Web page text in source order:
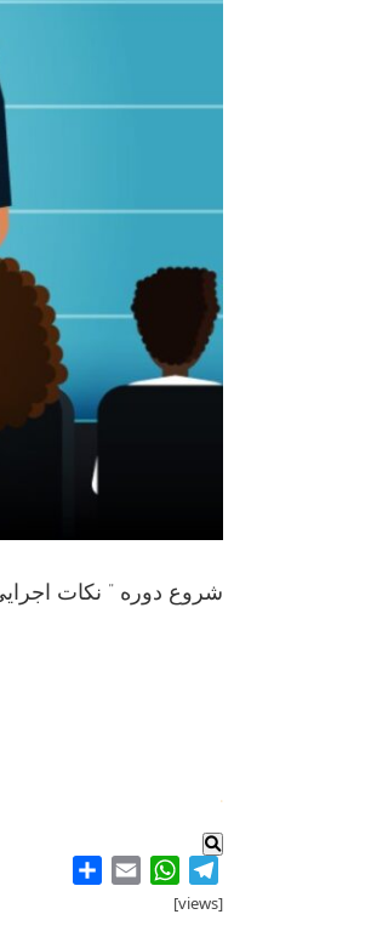
شروع دوره ” نکات
.
Telegram
WhatsApp
Email
[views]